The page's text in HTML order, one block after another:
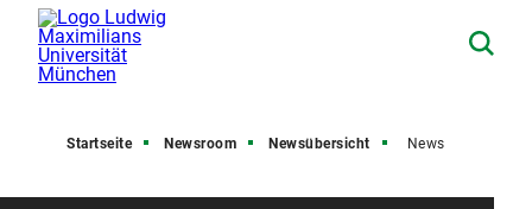
Startseite Newsroom Newsübersicht News